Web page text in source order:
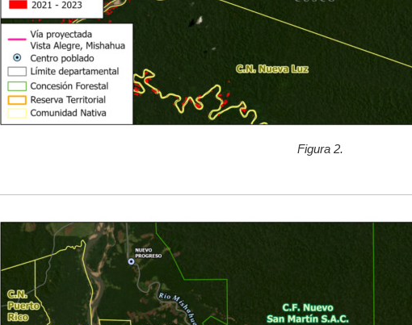
Figura 2.